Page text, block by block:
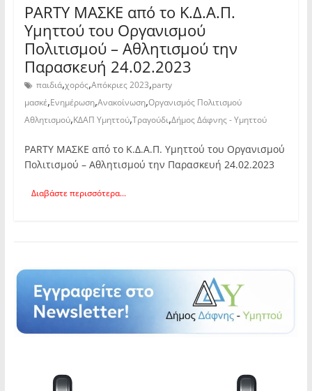
PARTY ΜΑΣΚΕ από το Κ.Δ.Α.Π.
Υμηττού του Οργανισμού
Πολιτισμού – Αθλητισμού την
Παρασκευή 24.02.2023
παιδιά,χορός,Απόκριες 2023,party
μασκέ,Ενημέρωση,Ανακοίνωση,Οργανισμός Πολιτισμού
Αθλητισμού,ΚΔΑΠ Υμηττού,Τραγούδι,Δήμος Δάφνης - Υμηττού
PARTY ΜΑΣΚΕ από το Κ.Δ.Α.Π. Υμηττού του Οργανισμού
Πολιτισμού – Αθλητισμού την Παρασκευή 24.02.2023
Διαβάστε περισσότερα...